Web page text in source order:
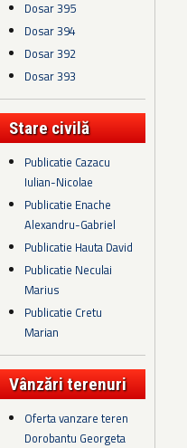
Dosar 395
Dosar 394
Dosar 392
Dosar 393
Stare civilă
Publicatie Cazacu
Iulian-Nicolae
Publicatie Enache
Alexandru-Gabriel
Publicatie Hauta David
Publicatie Neculai
Marius
Publicatie Cretu
Marian
Vânzări terenuri
Oferta vanzare teren
Dorobantu Georgeta